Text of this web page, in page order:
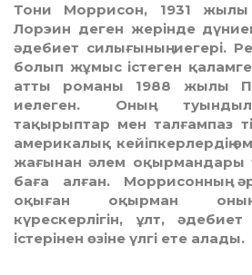
Тони Моррисон, 1931 жылы
Лорэин деген жерінде
әдебиет силығының иегері.
болып жұмыс істеген
атты романы 1988 жылы
иелеген. Оның
тақырыптар мен талғампаз
америкалық кейіпкерлердің
жағынан әлем оқырмандары
баға алған. Моррисонның
оқыған оқырман оның
күрескерлігін, ұлт, әдебиет
істерінен өзіне үлгі ете алады.